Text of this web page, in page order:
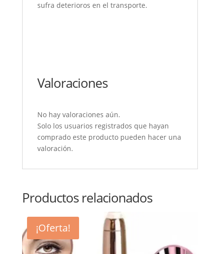
sufra deterioros en el transporte.
Valoraciones
No hay valoraciones aún.
Solo los usuarios registrados que hayan
comprado este producto pueden hacer una
valoración.
Productos relacionados
¡Oferta!